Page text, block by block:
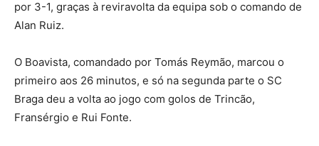
por 3-1, graças à reviravolta da equipa sob o comando de
Alan Ruiz.
O Boavista, comandado por Tomás Reymão, marcou o
primeiro aos 26 minutos, e só na segunda parte o SC
Braga deu a volta ao jogo com golos de Trincão,
Fransérgio e Rui Fonte.